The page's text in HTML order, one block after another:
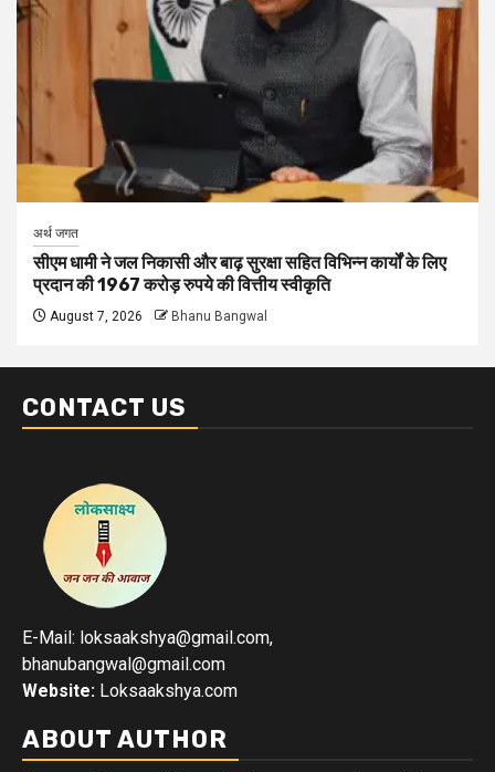
अर्थ जगत
सीएम धामी ने जल निकासी और बाढ़ सुरक्षा सहित विभिन्न कार्यों के लिए
प्रदान की 1967 करोड़ रुपये की वित्तीय स्वीकृति
August 7, 2026 Bhanu Bangwal
CONTACT US
E-Mail: loksaakshya@gmail.com,
bhanubangwal@gmail.com
Website: Loksaakshya.com
ABOUT AUTHOR